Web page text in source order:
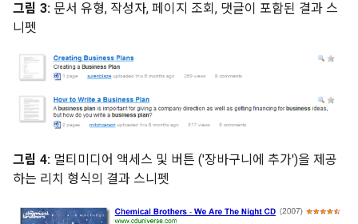
그림 3: 문서 유형, 작성자, 페이지 조회, 댓글이 포함된 결과 스
니펫
그림 4: 멀티미디어 액세스 및 버튼 ('장바구니에 추가')을 제공
하는 리치 형식의 결과 스니펫